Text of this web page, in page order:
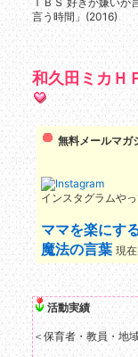
言う時間」(2016)
和久田ミカＨ
無料メールマガ
インスタグラムや
ママを楽にす
魔法の言葉 現
活動実績
＜保育者・教員・地